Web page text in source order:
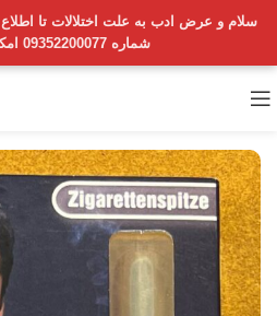
سلام و عرض ادب به علت اختلالات تا
شماره 09352200077 امکان پذیر است.